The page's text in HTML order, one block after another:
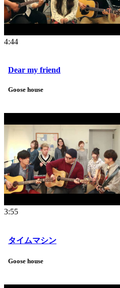
4:44
Dear my friend
Goose house
3:55
タイムマシン
Goose house